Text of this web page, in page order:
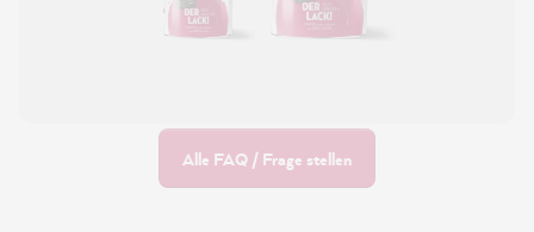
Alle FAQ / Frage stellen